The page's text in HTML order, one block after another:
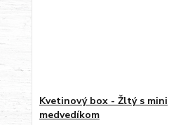
Kvetinový box - Žltý s mini
medvedíkom